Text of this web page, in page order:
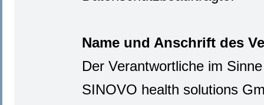
Name und Anschrift des
Der Verantwortliche im
SINOVO health solutions